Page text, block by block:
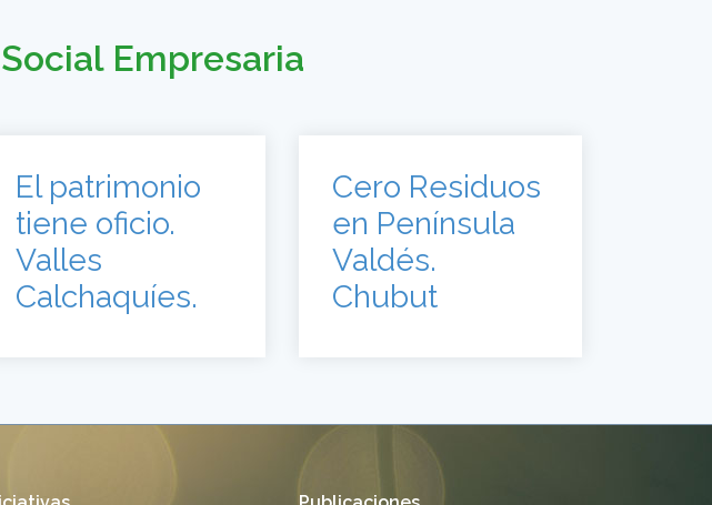
Empresaria
El patrimonio
tiene oficio.
Valles
Calchaquíes.
Cero Residuos
en Península
Valdés.
Chubut